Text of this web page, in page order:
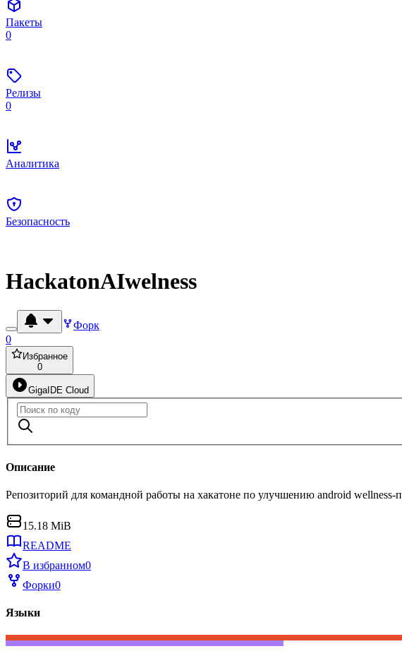
Пакеты
0
Релизы
0
Аналитика
Безопасность
HackatonAIwelness
Форк
0
Избранное
0
GigaIDE Cloud
Описание
Репозиторий для командной работы на хакатоне по улучшению android wellness-
15.18 MiB
README
В избранном0
Форки0
Языки